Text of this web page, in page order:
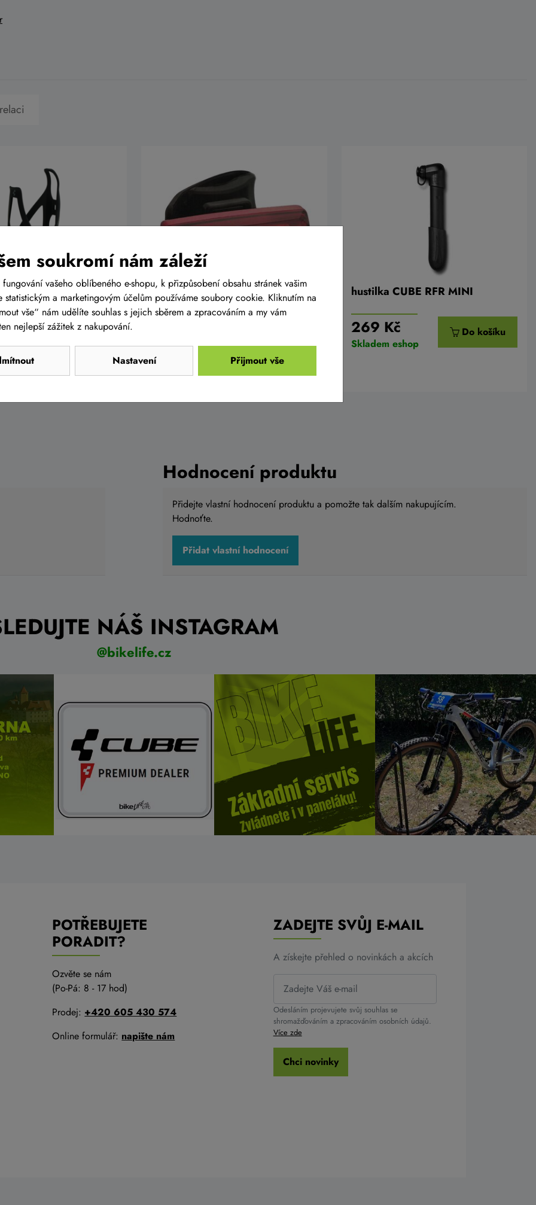
CUBE
Do košíku
Světlo zadní PRO-T Plus blikací
35 Lumen COB diody nabíjecí
přes USB kabel
Skladem na
prodejně
hustilka CUBE RFR MINI
269 Kč
Skladem eshop
Do košíku
Blatník POLISPORT Mud Pro
zadní 26/29
Hodnocení produktu
Přidejte vlastní hodnocení produktu a pomožte tak dalším nakupujícím.
Hodnoťte.
Přidat vlastní hodnocení
NÁŠ INSTAGRAM
@bikelife.cz
POTŘEBUJETE
PORADIT?
Ozvěte se nám
(Po-Pá: 8 - 17 hod)
Prodej: +420 605 430 574
Online formulář: napište nám
ZADEJTE SVŮJ E-MAIL
A získejte přehled o novinkách a akcích
Odesláním projevujete svůj souhlas se
shromažďováním a zpracováním osobních údajů.
Více zde
Chci novinky
soukromí nám záleží
fungování vašeho oblíbeného e-shopu, k přizpůsobení obsahu stránek vašim
statistickým a marketingovým účelům používáme soubory cookie. Kliknutím na
vše“ nám udělíte souhlas s jejich sběrem a zpracováním a my vám
nejlepší zážitek z nakupování.
Nastavení Přijmout vše